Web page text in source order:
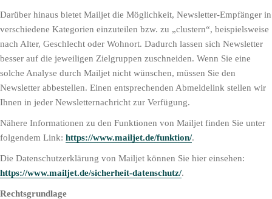
Darüber hinaus bietet Mailjet die Möglichkeit, Newsletter-Empfänger in
verschiedene Kategorien einzuteilen bzw. zu „clustern“, beispielsweise
nach Alter, Geschlecht oder Wohnort. Dadurch lassen sich Newsletter
besser auf die jeweiligen Zielgruppen zuschneiden. Wenn Sie eine
solche Analyse durch Mailjet nicht wünschen, müssen Sie den
Newsletter abbestellen. Einen entsprechenden Abmeldelink stellen wir
Ihnen in jeder Newsletternachricht zur Verfügung.
Nähere Informationen zu den Funktionen von Mailjet finden Sie unter
folgendem Link: https://www.mailjet.de/funktion/.
Die Datenschutzerklärung von Mailjet können Sie hier einsehen:
https://www.mailjet.de/sicherheit-datenschutz/.
Rechtsgrundlage